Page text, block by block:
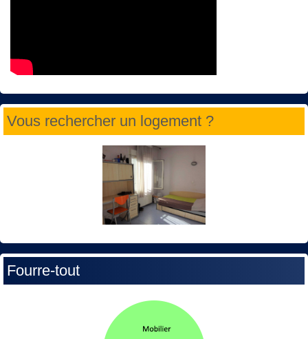
Vous rechercher un logement ?
Fourre-tout